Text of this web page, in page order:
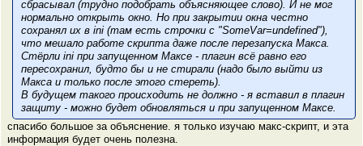
сбрасывал (трудно подобрать объясняющее слово). И не мог
нормально открыть окно. Но при закрытии окна честно
сохранял их в ini (там есть строчки с "SomeVar=undefined"),
что мешало работе скрипта даже после перезапуска Макса.
Стёрли ini при запущенном Максе - плагин всё равно его
пересохранил, будто бы и не стирали (надо было выйти из
Макса и только после этого стереть).
В будущем такого происходить не должно - я вставил в плагин
защиту - можно будет обновляться и при запущенном Максе.
спасибо большое за объяснение. я только изучаю макс-скрипт, и эта
информация будет очень полезна.